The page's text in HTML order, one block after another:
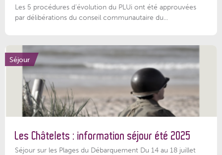
Les 5 procédures d’évolution du PLUi ont été approuvées
par délibérations du conseil communautaire du...
Séjour
Les Châtelets : information séjour été 2025
Séjour sur les Plages du Débarquement Du 14 au 18 juillet